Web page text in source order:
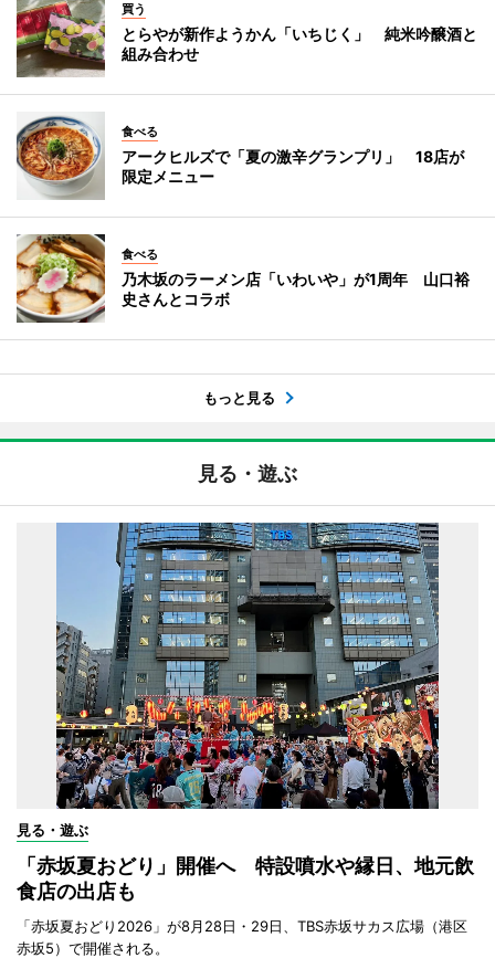
買う
とらやが新作ようかん「いちじく」 純米吟醸酒と
組み合わせ
食べる
アークヒルズで「夏の激辛グランプリ」 18店が
限定メニュー
食べる
乃木坂のラーメン店「いわいや」が1周年 山口裕
史さんとコラボ
もっと見る
見る・遊ぶ
見る・遊ぶ
「赤坂夏おどり」開催へ 特設噴水や縁日、地元飲
食店の出店も
「赤坂夏おどり2026」が8月28日・29日、TBS赤坂サカス広場（港区
赤坂5）で開催される。